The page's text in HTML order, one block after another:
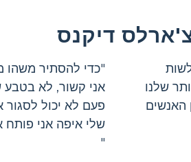
דיקנס
שלנו
האנשים
"כדי להסתיר משהו
אני קשור, לא בטבע
פעם לא יכול
שלי איפה אני
"